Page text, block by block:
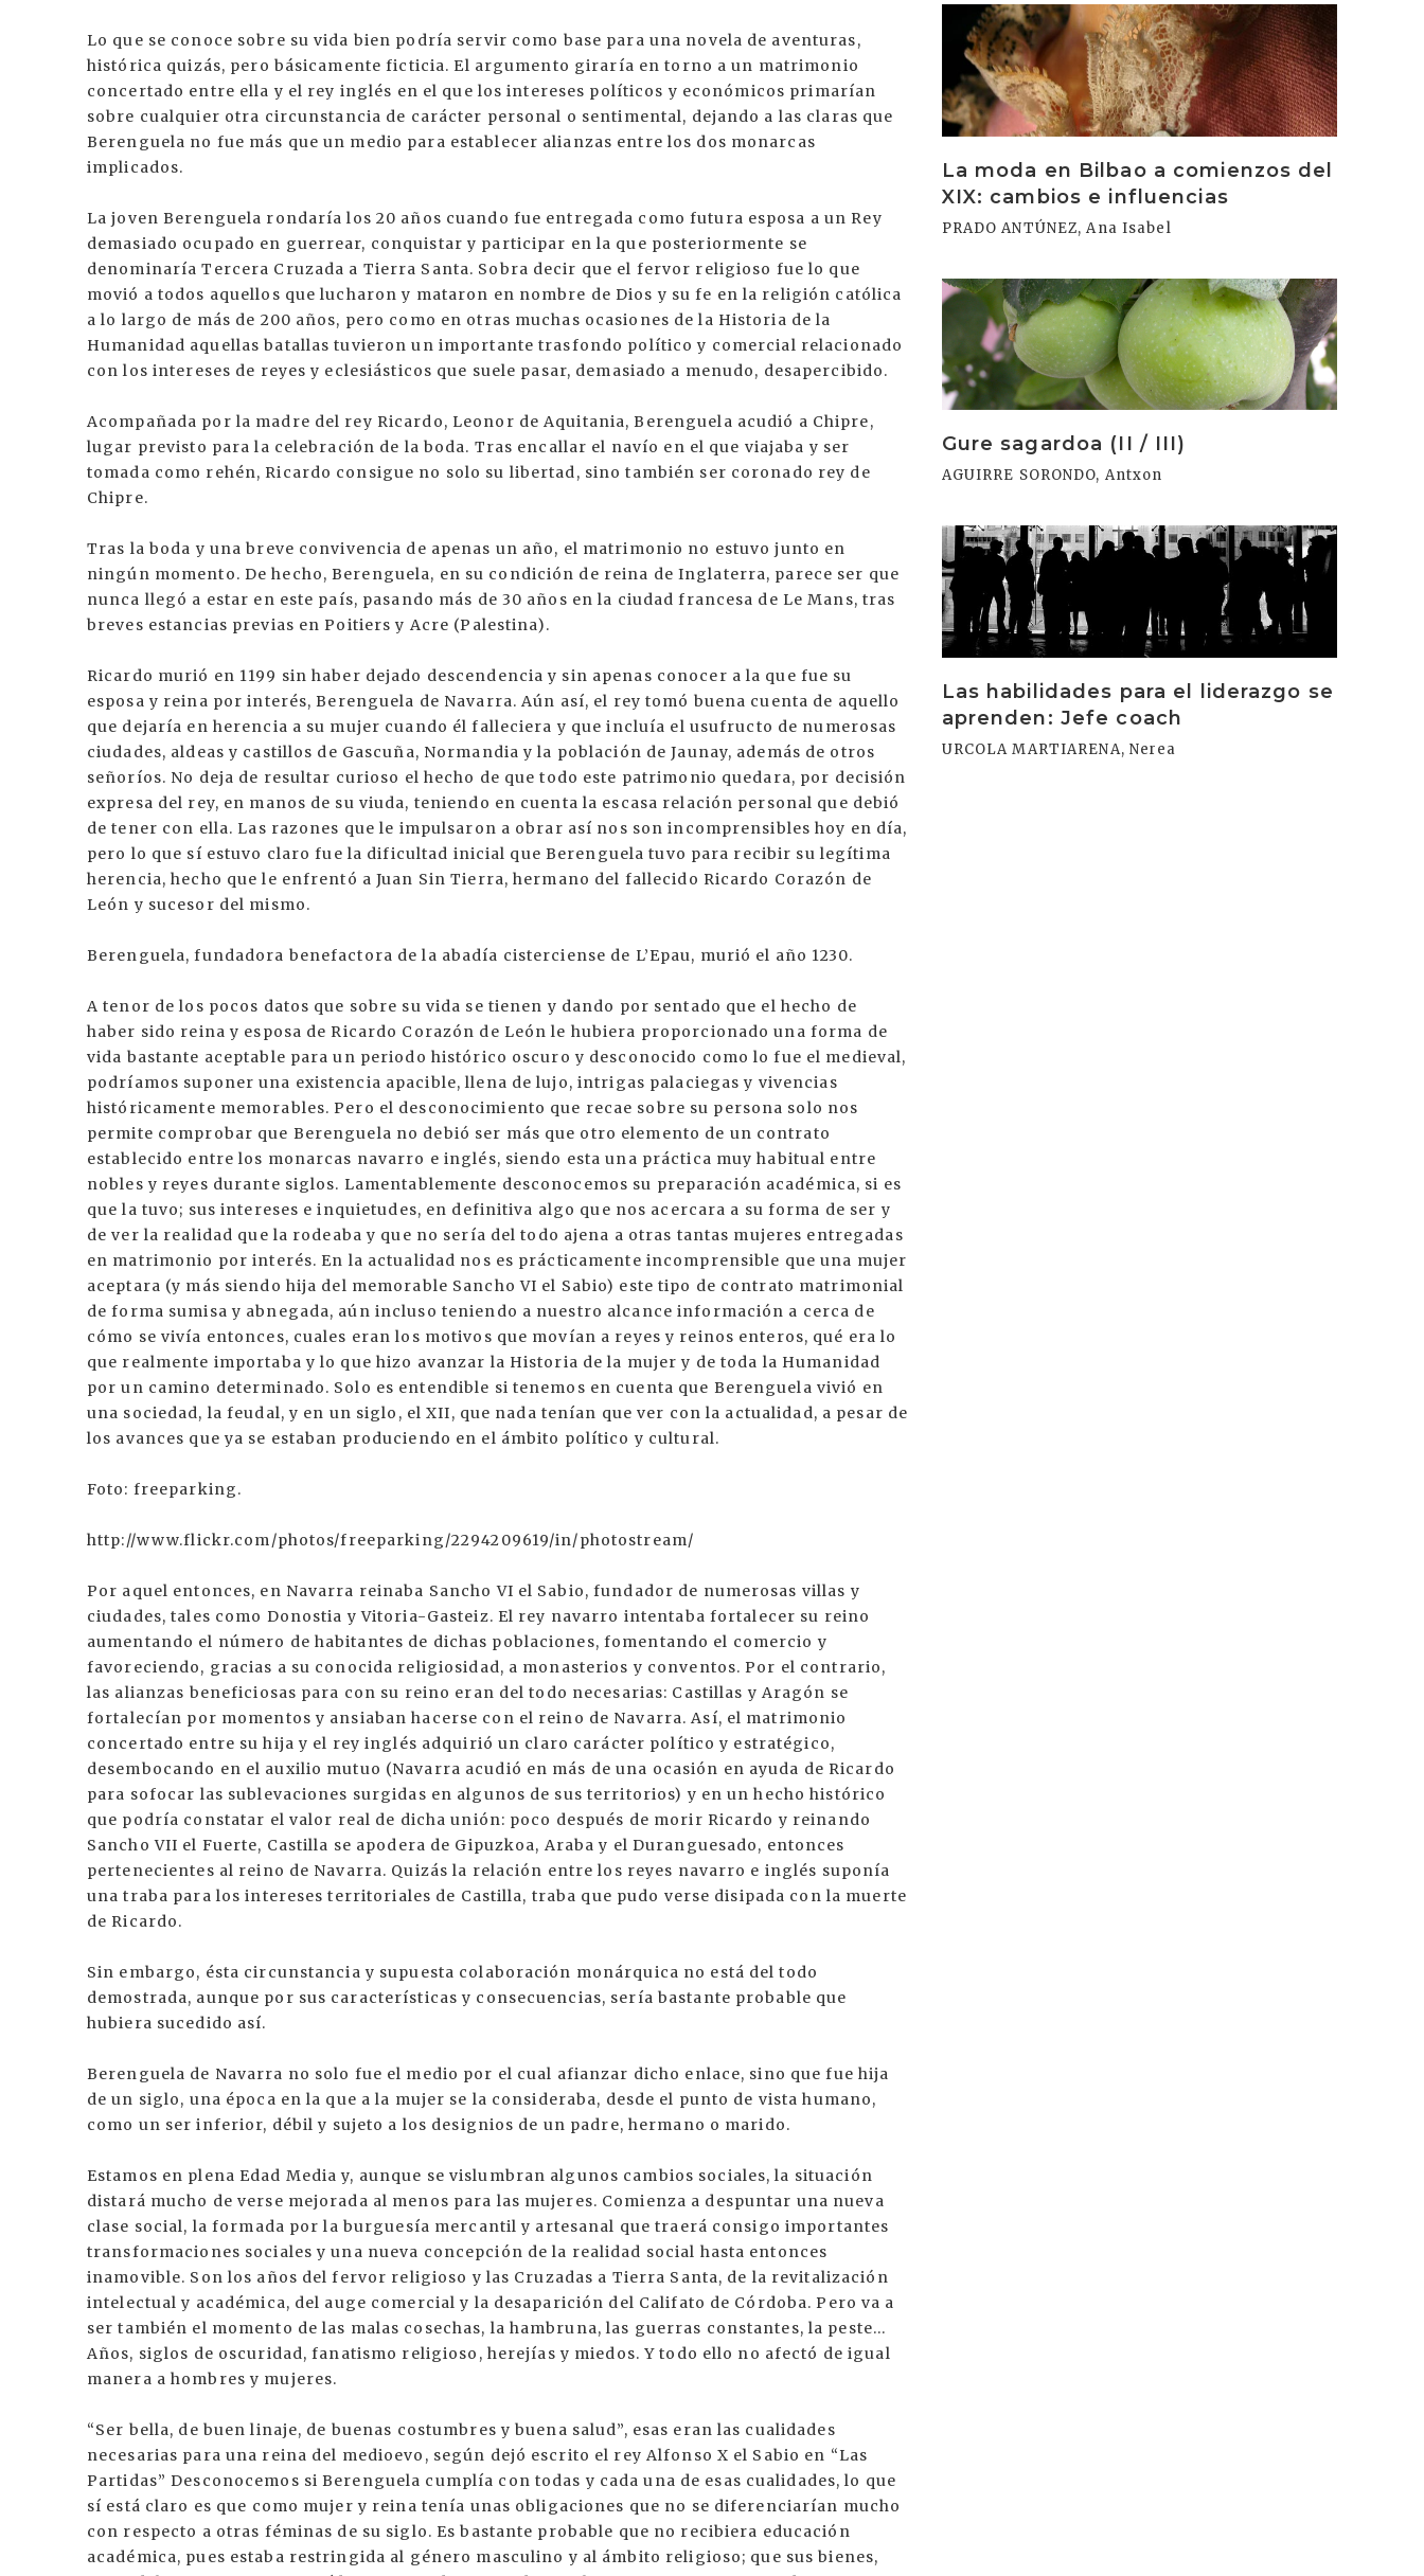
Lo que se conoce sobre su vida bien podría servir como base para una novela de aventuras,
histórica quizás, pero básicamente ficticia. El argumento giraría en torno a un matrimonio
concertado entre ella y el rey inglés en el que los intereses políticos y económicos primarían
sobre cualquier otra circunstancia de carácter personal o sentimental, dejando a las claras que
Berenguela no fue más que un medio para establecer alianzas entre los dos monarcas
implicados.
La joven Berenguela rondaría los 20 años cuando fue entregada como futura esposa a un Rey
demasiado ocupado en guerrear, conquistar y participar en la que posteriormente se
denominaría Tercera Cruzada a Tierra Santa. Sobra decir que el fervor religioso fue lo que
movió a todos aquellos que lucharon y mataron en nombre de Dios y su fe en la religión católica
a lo largo de más de 200 años, pero como en otras muchas ocasiones de la Historia de la
Humanidad aquellas batallas tuvieron un importante trasfondo político y comercial relacionado
con los intereses de reyes y eclesiásticos que suele pasar, demasiado a menudo, desapercibido.
Acompañada por la madre del rey Ricardo, Leonor de Aquitania, Berenguela acudió a Chipre,
lugar previsto para la celebración de la boda. Tras encallar el navío en el que viajaba y ser
tomada como rehén, Ricardo consigue no solo su libertad, sino también ser coronado rey de
Chipre.
Tras la boda y una breve convivencia de apenas un año, el matrimonio no estuvo junto en
ningún momento. De hecho, Berenguela, en su condición de reina de Inglaterra, parece ser que
nunca llegó a estar en este país, pasando más de 30 años en la ciudad francesa de Le Mans, tras
breves estancias previas en Poitiers y Acre (Palestina).
Ricardo murió en 1199 sin haber dejado descendencia y sin apenas conocer a la que fue su
esposa y reina por interés, Berenguela de Navarra. Aún así, el rey tomó buena cuenta de aquello
que dejaría en herencia a su mujer cuando él falleciera y que incluía el usufructo de numerosas
ciudades, aldeas y castillos de Gascuña, Normandia y la población de Jaunay, además de otros
señoríos. No deja de resultar curioso el hecho de que todo este patrimonio quedara, por decisión
expresa del rey, en manos de su viuda, teniendo en cuenta la escasa relación personal que debió
de tener con ella. Las razones que le impulsaron a obrar así nos son incomprensibles hoy en día,
pero lo que sí estuvo claro fue la dificultad inicial que Berenguela tuvo para recibir su legítima
herencia, hecho que le enfrentó a Juan Sin Tierra, hermano del fallecido Ricardo Corazón de
León y sucesor del mismo.
Berenguela, fundadora benefactora de la abadía cisterciense de L’Epau, murió el año 1230.
A tenor de los pocos datos que sobre su vida se tienen y dando por sentado que el hecho de
haber sido reina y esposa de Ricardo Corazón de León le hubiera proporcionado una forma de
vida bastante aceptable para un periodo histórico oscuro y desconocido como lo fue el medieval,
podríamos suponer una existencia apacible, llena de lujo, intrigas palaciegas y vivencias
históricamente memorables. Pero el desconocimiento que recae sobre su persona solo nos
permite comprobar que Berenguela no debió ser más que otro elemento de un contrato
establecido entre los monarcas navarro e inglés, siendo esta una práctica muy habitual entre
nobles y reyes durante siglos. Lamentablemente desconocemos su preparación académica, si es
que la tuvo; sus intereses e inquietudes, en definitiva algo que nos acercara a su forma de ser y
de ver la realidad que la rodeaba y que no sería del todo ajena a otras tantas mujeres entregadas
en matrimonio por interés. En la actualidad nos es prácticamente incomprensible que una mujer
aceptara (y más siendo hija del memorable Sancho VI el Sabio) este tipo de contrato matrimonial
de forma sumisa y abnegada, aún incluso teniendo a nuestro alcance información a cerca de
cómo se vivía entonces, cuales eran los motivos que movían a reyes y reinos enteros, qué era lo
que realmente importaba y lo que hizo avanzar la Historia de la mujer y de toda la Humanidad
por un camino determinado. Solo es entendible si tenemos en cuenta que Berenguela vivió en
una sociedad, la feudal, y en un siglo, el XII, que nada tenían que ver con la actualidad, a pesar de
los avances que ya se estaban produciendo en el ámbito político y cultural.
Foto: freeparking.
http://www.flickr.com/photos/freeparking/2294209619/in/photostream/
Por aquel entonces, en Navarra reinaba Sancho VI el Sabio, fundador de numerosas villas y
ciudades, tales como Donostia y Vitoria-Gasteiz. El rey navarro intentaba fortalecer su reino
aumentando el número de habitantes de dichas poblaciones, fomentando el comercio y
favoreciendo, gracias a su conocida religiosidad, a monasterios y conventos. Por el contrario,
las alianzas beneficiosas para con su reino eran del todo necesarias: Castillas y Aragón se
fortalecían por momentos y ansiaban hacerse con el reino de Navarra. Así, el matrimonio
concertado entre su hija y el rey inglés adquirió un claro carácter político y estratégico,
desembocando en el auxilio mutuo (Navarra acudió en más de una ocasión en ayuda de Ricardo
para sofocar las sublevaciones surgidas en algunos de sus territorios) y en un hecho histórico
que podría constatar el valor real de dicha unión: poco después de morir Ricardo y reinando
Sancho VII el Fuerte, Castilla se apodera de Gipuzkoa, Araba y el Duranguesado, entonces
pertenecientes al reino de Navarra. Quizás la relación entre los reyes navarro e inglés suponía
una traba para los intereses territoriales de Castilla, traba que pudo verse disipada con la muerte
de Ricardo.
Sin embargo, ésta circunstancia y supuesta colaboración monárquica no está del todo
demostrada, aunque por sus características y consecuencias, sería bastante probable que
hubiera sucedido así.
Berenguela de Navarra no solo fue el medio por el cual afianzar dicho enlace, sino que fue hija
de un siglo, una época en la que a la mujer se la consideraba, desde el punto de vista humano,
como un ser inferior, débil y sujeto a los designios de un padre, hermano o marido.
Estamos en plena Edad Media y, aunque se vislumbran algunos cambios sociales, la situación
distará mucho de verse mejorada al menos para las mujeres. Comienza a despuntar una nueva
clase social, la formada por la burguesía mercantil y artesanal que traerá consigo importantes
transformaciones sociales y una nueva concepción de la realidad social hasta entonces
inamovible. Son los años del fervor religioso y las Cruzadas a Tierra Santa, de la revitalización
intelectual y académica, del auge comercial y la desaparición del Califato de Córdoba. Pero va a
ser también el momento de las malas cosechas, la hambruna, las guerras constantes, la peste...
Años, siglos de oscuridad, fanatismo religioso, herejías y miedos. Y todo ello no afectó de igual
manera a hombres y mujeres.
“Ser bella, de buen linaje, de buenas costumbres y buena salud”, esas eran las cualidades
necesarias para una reina del medioevo, según dejó escrito el rey Alfonso X el Sabio en “Las
Partidas” Desconocemos si Berenguela cumplía con todas y cada una de esas cualidades, lo que
sí está claro es que como mujer y reina tenía unas obligaciones que no se diferenciarían mucho
con respecto a otras féminas de su siglo. Es bastante probable que no recibiera educación
académica, pues estaba restringida al género masculino y al ámbito religioso; que sus bienes,
La moda en Bilbao a comienzos del
XIX: cambios e influencias
PRADO ANTÚNEZ, Ana Isabel
Irakurri
Gure sagardoa (II / III)
AGUIRRE SORONDO, Antxon
Irakurri
Las habilidades para el liderazgo se
aprenden: Jefe coach
URCOLA MARTIARENA, Nerea
Irakurri